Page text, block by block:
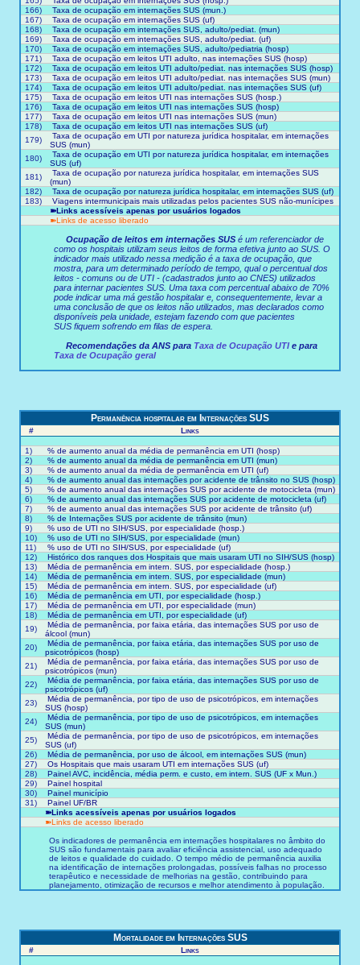
166)
Taxa de ocupação em internações SUS (mun.)
167)
Taxa de ocupação em internações SUS (uf)
168)
Taxa de ocupação em internações SUS, adulto/pediat. (mun)
169)
Taxa de ocupação em internações SUS, adulto/pediat. (uf)
170)
Taxa de ocupação em internações SUS, adulto/pediatria (hosp)
171)
Taxa de ocupação em leitos UTI adulto, nas internações SUS (hosp)
172)
Taxa de ocupação em leitos UTI adulto/pediat. nas internações SUS (hosp)
173)
Taxa de ocupação em leitos UTI adulto/pediat. nas internações SUS (mun)
174)
Taxa de ocupação em leitos UTI adulto/pediat. nas internações SUS (uf)
175)
Taxa de ocupação em leitos UTI nas internações SUS (hosp.)
176)
Taxa de ocupação em leitos UTI nas internações SUS (hosp)
177)
Taxa de ocupação em leitos UTI nas internações SUS (mun)
178)
Taxa de ocupação em leitos UTI nas internações SUS (uf)
179)
Taxa de ocupação em UTI por natureza jurídica hospitalar, em internações
SUS (mun)
180)
Taxa de ocupação em UTI por natureza jurídica hospitalar, em internações
SUS (uf)
181)
Taxa de ocupação por natureza jurídica hospitalar, em internações SUS
(mun)
182)
Taxa de ocupação por natureza jurídica hospitalar, em internações SUS (uf)
183)
Viagens intermunicipais mais utilizadas pelos pacientes SUS não-munícipes
➽Links acessíveis apenas por usuários logados
➽Links de acesso liberado
Ocupação de leitos em internações SUS é um referenciador de
como os hospitais utilizam seus leitos de forma efetiva junto ao SUS. O
indicador mais utilizado nessa medição é a taxa de ocupação, que
mostra, para um determinado período de tempo, qual o percentual dos
leitos - comuns ou de UTI - (cadastrados junto ao CNES) utilizados
para internar pacientes SUS. Uma taxa com percentual abaixo de 70%
pode indicar uma má gestão hospitalar e, consequentemente, levar a
uma conclusão de que os leitos não utilizados, mas declarados como
disponíveis pela unidade, estejam fazendo com que pacientes
SUS fiquem sofrendo em filas de espera.
Recomendações da ANS para Taxa de Ocupação UTIe para
Taxa de Ocupação geral
Permanência hospitalar em Internações SUS
# Links
1)
% de aumento anual da média de permanência em UTI (hosp)
2)
% de aumento anual da média de permanência em UTI (mun)
3)
% de aumento anual da média de permanência em UTI (uf)
4)
% de aumento anual das internações por acidente de trânsito no SUS (hosp)
5)
% de aumento anual das internações SUS por acidente de motocicleta (mun)
6)
% de aumento anual das internações SUS por acidente de motocicleta (uf)
7)
% de aumento anual das internações SUS por acidente de trânsito (uf)
8)
% de Internações SUS por acidente de trânsito (mun)
9)
% uso de UTI no SIH/SUS, por especialidade (hosp.)
10)
% uso de UTI no SIH/SUS, por especialidade (mun)
11)
% uso de UTI no SIH/SUS, por especialidade (uf)
12)
Histórico dos ranques dos Hospitais que mais usaram UTI no SIH/SUS (hosp)
13)
Média de permanência em intern. SUS, por especialidade (hosp.)
14)
Média de permanência em intern. SUS, por especialidade (mun)
15)
Média de permanência em intern. SUS, por especialidade (uf)
16)
Média de permanência em UTI, por especialidade (hosp.)
17)
Média de permanência em UTI, por especialidade (mun)
18)
Média de permanência em UTI, por especialidade (uf)
19)
Média de permanência, por faixa etária, das internações SUS por uso de
álcool (mun)
20)
Média de permanência, por faixa etária, das internações SUS por uso de
psicotrópicos (hosp)
21)
Média de permanência, por faixa etária, das internações SUS por uso de
psicotrópicos (mun)
22)
Média de permanência, por faixa etária, das internações SUS por uso de
psicotrópicos (uf)
23)
Média de permanência, por tipo de uso de psicotrópicos, em internações
SUS (hosp)
24)
Média de permanência, por tipo de uso de psicotrópicos, em internações
SUS (mun)
25)
Média de permanência, por tipo de uso de psicotrópicos, em internações
SUS (uf)
26)
Média de permanência, por uso de álcool, em internações SUS (mun)
27)
Os Hospitais que mais usaram UTI em internações SUS (uf)
28)
Painel AVC, incidência, média perm. e custo, em intern. SUS (UF x Mun.)
29)
Painel hospital
30)
Painel município
31)
Painel UF/BR
➽Links acessíveis apenas por usuários logados
➽Links de acesso liberado
Os indicadores de permanência em internações hospitalares no âmbito do
SUS são fundamentais para avaliar eficiência assistencial, uso adequado
de leitos e qualidade do cuidado. O tempo médio de permanência auxilia
na identificação de internações prolongadas, possíveis falhas no processo
terapêutico e necessidade de melhorias na gestão, contribuindo para
planejamento, otimização de recursos e melhor atendimento à população.
Mortalidade em Internações SUS
# Links